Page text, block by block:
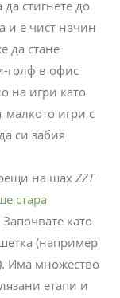
стигнете до
и е чист начин
да стане
голф в офис
на игри като
малкото игри с
си забия
на шах ZZT
стара
Започвате като
(например
Има множество
етапи и